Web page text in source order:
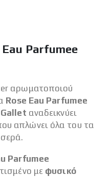
Parfumee
αρωματοποιού
Rose Eau Parfumee
αναδεικνύει
απλώνει όλα του τα
Parfumee
με φυσικό